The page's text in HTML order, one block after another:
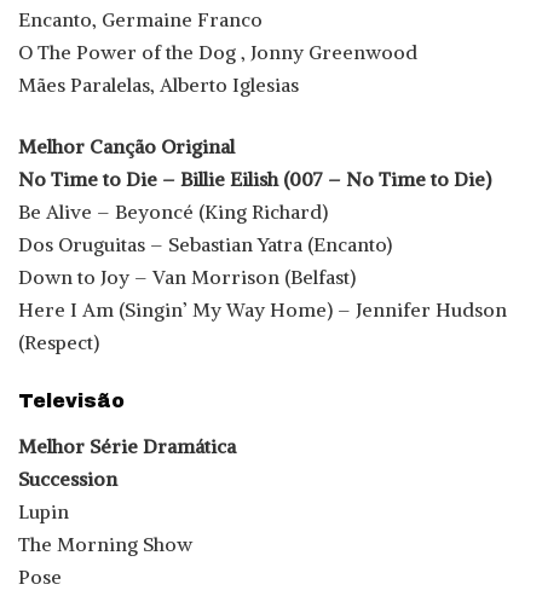
Encanto, Germaine Franco
O The Power of the Dog , Jonny Greenwood
Mães Paralelas, Alberto Iglesias
Melhor Canção Original
No Time to Die – Billie Eilish (007 – No Time to Die)
Be Alive – Beyoncé (King Richard)
Dos Oruguitas – Sebastian Yatra (Encanto)
Down to Joy – Van Morrison (Belfast)
Here I Am (Singin’ My Way Home) – Jennifer Hudson
(Respect)
Televisão
Melhor Série Dramática
Succession
Lupin
The Morning Show
Pose